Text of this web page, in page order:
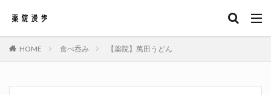
HOME 食べ呑み 【薬院】萬田うどん